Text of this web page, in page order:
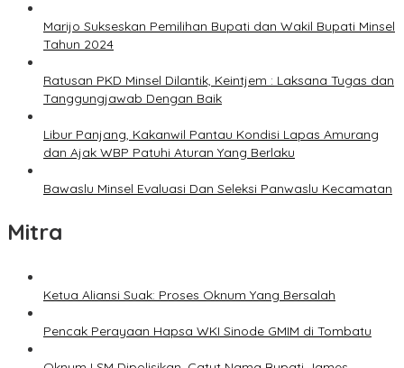
Marijo Sukseskan Pemilihan Bupati dan Wakil Bupati Minsel
Tahun 2024
Ratusan PKD Minsel Dilantik, Keintjem : Laksana Tugas dan
Tanggungjawab Dengan Baik
Libur Panjang, Kakanwil Pantau Kondisi Lapas Amurang
dan Ajak WBP Patuhi Aturan Yang Berlaku
Bawaslu Minsel Evaluasi Dan Seleksi Panwaslu Kecamatan
Mitra
Ketua Aliansi Suak: Proses Oknum Yang Bersalah
Pencak Perayaan Hapsa WKI Sinode GMIM di Tombatu